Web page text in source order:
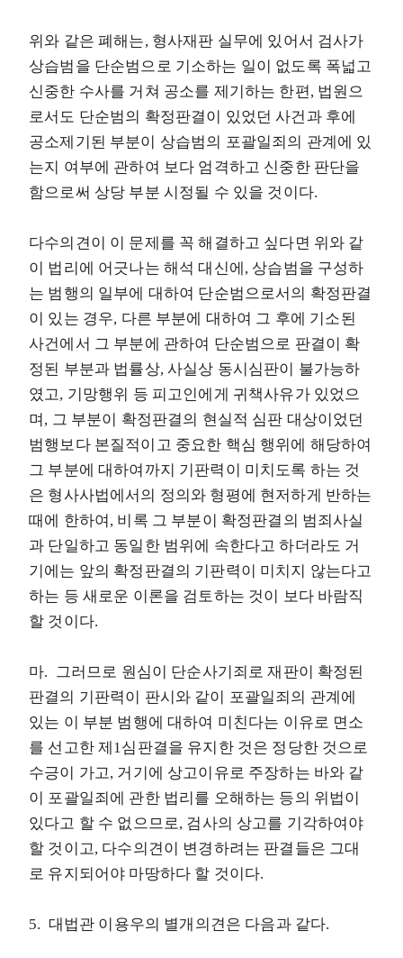
위와 같은 폐해는, 형사재판 실무에 있어서 검사가
상습범을 단순범으로 기소하는 일이 없도록 폭넓고
신중한 수사를 거쳐 공소를 제기하는 한편, 법원으
로서도 단순범의 확정판결이 있었던 사건과 후에
공소제기된 부분이 상습범의 포괄일죄의 관계에 있
는지 여부에 관하여 보다 엄격하고 신중한 판단을
함으로써 상당 부분 시정될 수 있을 것이다.
다수의견이 이 문제를 꼭 해결하고 싶다면 위와 같
이 법리에 어긋나는 해석 대신에, 상습범을 구성하
는 범행의 일부에 대하여 단순범으로서의 확정판결
이 있는 경우, 다른 부분에 대하여 그 후에 기소된
사건에서 그 부분에 관하여 단순범으로 판결이 확
정된 부분과 법률상, 사실상 동시심판이 불가능하
였고, 기망행위 등 피고인에게 귀책사유가 있었으
며, 그 부분이 확정판결의 현실적 심판 대상이었던
범행보다 본질적이고 중요한 핵심 행위에 해당하여
그 부분에 대하여까지 기판력이 미치도록 하는 것
은 형사사법에서의 정의와 형평에 현저하게 반하는
때에 한하여, 비록 그 부분이 확정판결의 범죄사실
과 단일하고 동일한 범위에 속한다고 하더라도 거
기에는 앞의 확정판결의 기판력이 미치지 않는다고
하는 등 새로운 이론을 검토하는 것이 보다 바람직
할 것이다.
마. 그러므로 원심이 단순사기죄로 재판이 확정된
판결의 기판력이 판시와 같이 포괄일죄의 관계에
있는 이 부분 범행에 대하여 미친다는 이유로 면소
를 선고한 제1심판결을 유지한 것은 정당한 것으로
수긍이 가고, 거기에 상고이유로 주장하는 바와 같
이 포괄일죄에 관한 법리를 오해하는 등의 위법이
있다고 할 수 없으므로, 검사의 상고를 기각하여야
할 것이고, 다수의견이 변경하려는 판결들은 그대
로 유지되어야 마땅하다 할 것이다.
5. 대법관 이용우의 별개의견은 다음과 같다.